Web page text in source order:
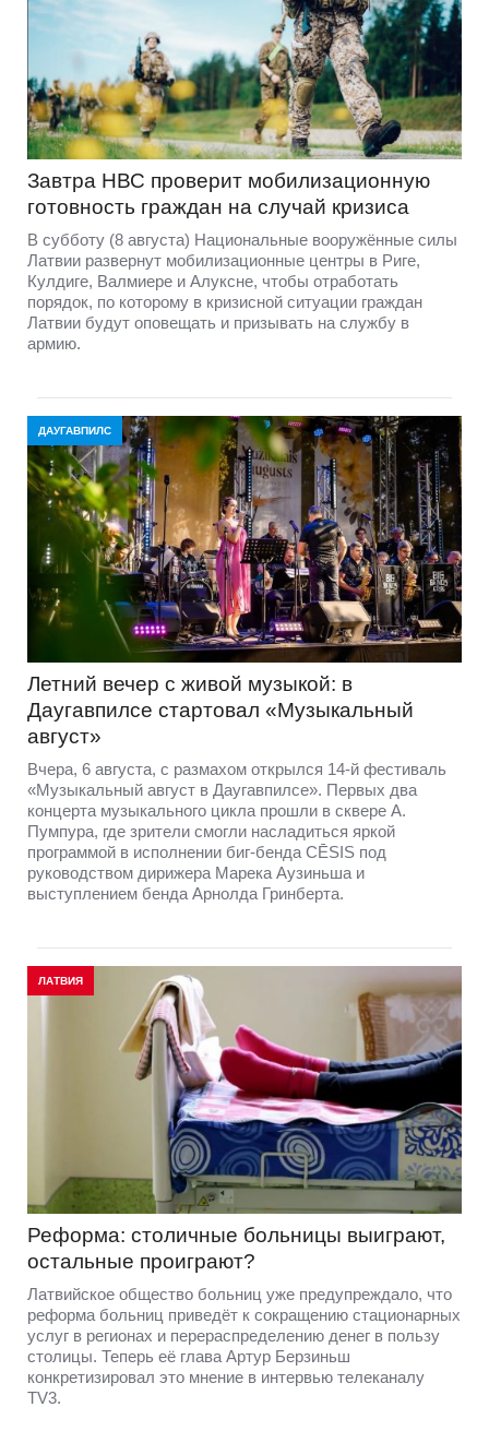
Завтра НВС проверит мобилизационную
готовность граждан на случай кризиса
В субботу (8 августа) Национальные вооружённые силы
Латвии развернут мобилизационные центры в Риге,
Кулдиге, Валмиере и Алуксне, чтобы отработать
порядок, по которому в кризисной ситуации граждан
Латвии будут оповещать и призывать на службу в
армию.
ДАУГАВПИЛС
Летний вечер с живой музыкой: в
Даугавпилсе стартовал «Музыкальный
август»
Вчера, 6 августа, с размахом открылся 14-й фестиваль
«Музыкальный август в Даугавпилсе». Первых два
концерта музыкального цикла прошли в сквере А.
Пумпура, где зрители смогли насладиться яркой
программой в исполнении биг-бенда CĒSIS под
руководством дирижера Марека Аузиньша и
выступлением бенда Арнолда Гринберта.
ЛАТВИЯ
Реформа: столичные больницы выиграют,
остальные проиграют?
Латвийское общество больниц уже предупреждало, что
реформа больниц приведёт к сокращению стационарных
услуг в регионах и перераспределению денег в пользу
столицы. Теперь её глава Артур Берзиньш
конкретизировал это мнение в интервью телеканалу
TV3.